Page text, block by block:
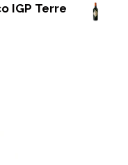
IGP Terre